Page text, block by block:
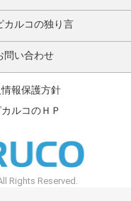
カルコの独り言
問い合わせ
報保護方針
ルコのＨＰ
Rights Reserved.